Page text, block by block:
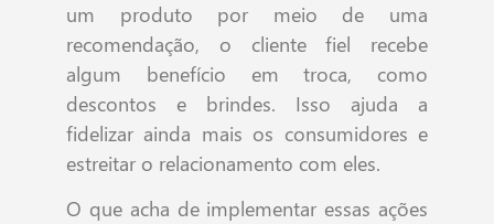
um produto por meio de uma
recomendação, o cliente fiel recebe
algum benefício em troca, como
descontos e brindes. Isso ajuda a
fidelizar ainda mais os consumidores e
estreitar o relacionamento com eles.
O que acha de implementar essas ações